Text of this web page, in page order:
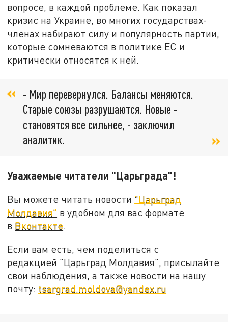
вопросе, в каждой проблеме. Как показал
кризис на Украине, во многих государствах-
членах набирают силу и популярность партии,
которые сомневаются в политике ЕС и
критически относятся к ней.
- Мир перевернулся. Балансы меняются.
Старые союзы разрушаются. Новые -
становятся все сильнее, - заключил
аналитик.
Уважаемые читатели "Царьграда"!
Вы можете читать новости "Царьград
Молдавия" в удобном для вас формате
в Вконтакте.
Если вам есть, чем поделиться с
редакцией "Царьград Молдавия", присылайте
свои наблюдения, а также новости на нашу
почту: tsargrad.moldova@yandex.ru